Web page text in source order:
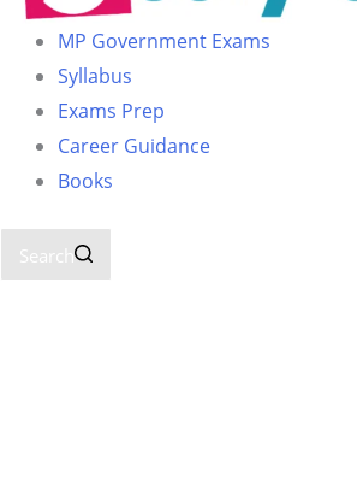
MP Government Exams
Syllabus
Exams Prep
Career Guidance
Books
Search